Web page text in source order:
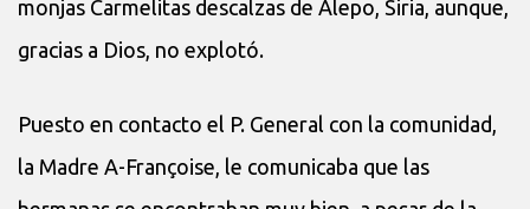
monjas Carmelitas descalzas de Alepo, Siria, aunque,
gracias a Dios, no explotó.
Puesto en contacto el P. General con la comunidad,
la Madre A-Françoise, le comunicaba que las